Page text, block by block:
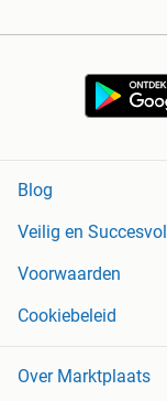
Blog
Veilig en Succesvol
Voorwaarden
Cookiebeleid
Over Marktplaats